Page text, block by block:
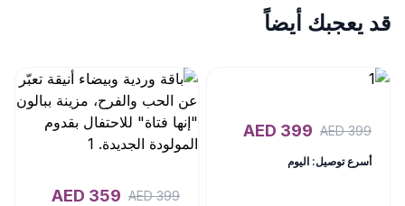
قد يعجبك أيضاً
399
AED
399
أسرع توصيل: اليوم
399
AED
359